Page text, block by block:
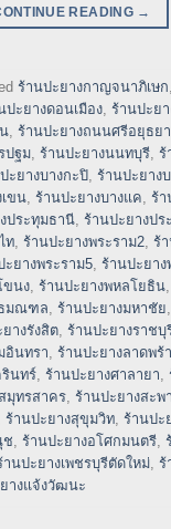
READING →
ร้านปะยางกาญจนาภิเษก,
ปะยางดอนเมือง, ร้านปะย
, ร้านปะยางถนนศรีอยุธยา
ปฐม, ร้านปะยางนนทบุรี, ร้
ะยางบางกะปิ, ร้านปะยาง
ขน, ร้านปะยางบางแค, ร้า
ประทุมธานี, ร้านปะยางปร
ท, ร้านปะยางพระราม2, ร้
ะยางพระราม5, ร้านปะยาง
ขนง, ร้านปะยางพหลโยธิน,
มณฑล, ร้านปะยางมหาชัย,
างรังสิต, ร้านปะยางราชบุ
อินทรา, ร้านปะยางลาดพร้
นทร์, ร้านปะยางศาลายา,
มุทรสาคร, ร้านปะยางสะพ
ร้านปะยางสุขุมวิท, ร้านปะ
ช, ร้านปะยางอโศกมนตรี,
านปะยางเพชรบุรีตัดใหม่, ร้
างแจ้งวัฒนะ